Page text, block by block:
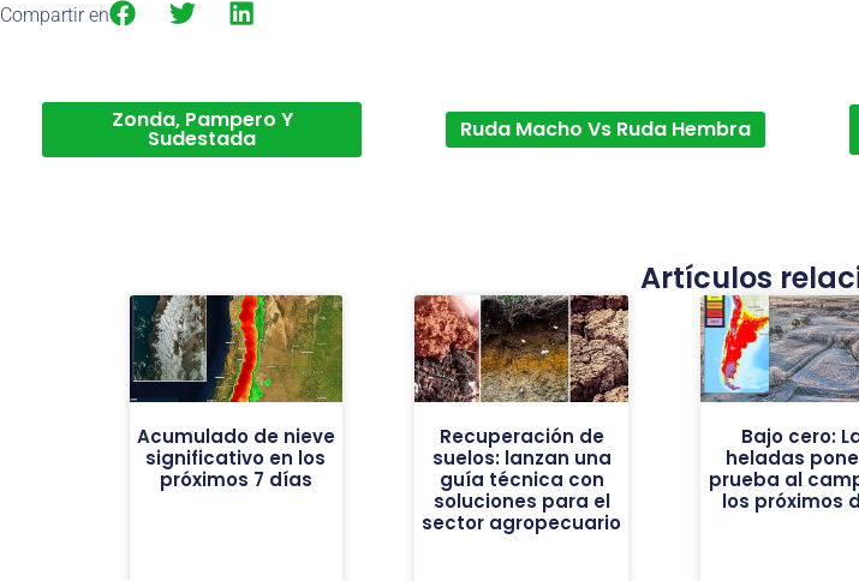
Compartir en
Zonda, Pampero Y
Sudestada Ruda Macho Vs Ruda Hembra
Artículos
Acumulado de nieve
significativo en los
próximos 7 días
Recuperación de
suelos: lanzan una
guía técnica con
soluciones para el
sector agropecuario
Bajo cero:
heladas
prueba al
los próximos